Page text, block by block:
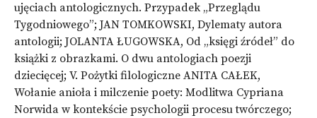
ujęciach antologicznych. Przypadek „Przeglądu
Tygodniowego”; JAN TOMKOWSKI, Dylematy autora
antologii; JOLANTA ŁUGOWSKA, Od „księgi źródeł” do
książki z obrazkami. O dwu antologiach poezji
dziecięcej; V. Pożytki filologiczne ANITA CAŁEK,
Wołanie anioła i milczenie poety: Modlitwa Cypriana
Norwida w kontekście psychologii procesu twórczego;